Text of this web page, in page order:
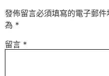
發佈留言必須填寫的電子郵件
為 *
留言 *